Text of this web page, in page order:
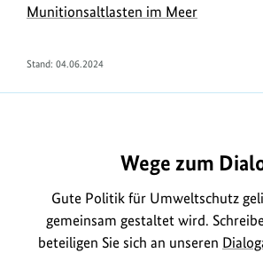
Munitionsaltlasten im Meer
Stand: 04.06.2024
Wege zum
Gute Politik für Umweltschutz
gemeinsam gestaltet wird.
beteiligen Sie sich an unseren